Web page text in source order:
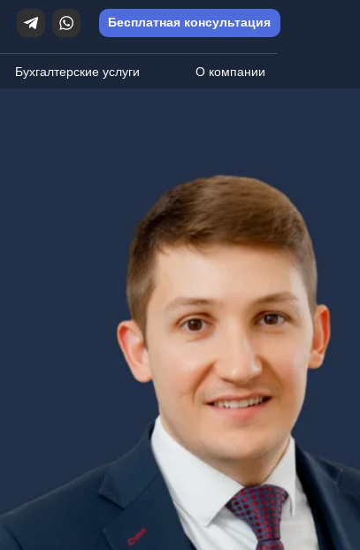
Бесплатная консультация
Бухгалтерские услуги О компании